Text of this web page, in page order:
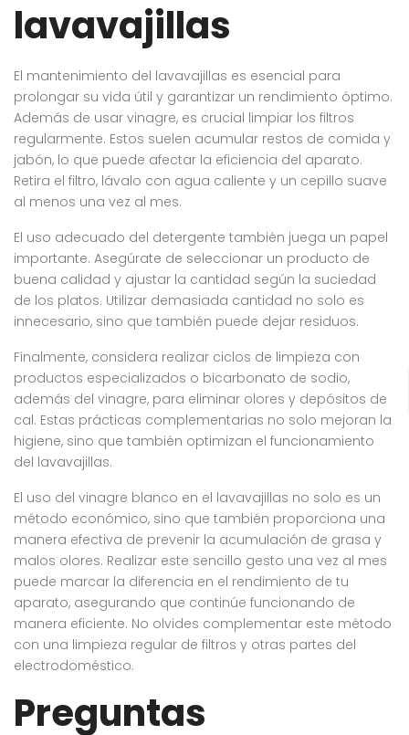
lavavajillas
El mantenimiento del lavavajillas es esencial para
prolongar su vida útil y garantizar un rendimiento óptimo.
Además de usar vinagre, es crucial limpiar los filtros
regularmente. Estos suelen acumular restos de comida y
jabón, lo que puede afectar la eficiencia del aparato.
Retira el filtro, lávalo con agua caliente y un cepillo suave
al menos una vez al mes.
El uso adecuado del detergente también juega un papel
importante. Asegúrate de seleccionar un producto de
buena calidad y ajustar la cantidad según la suciedad
de los platos. Utilizar demasiada cantidad no solo es
innecesario, sino que también puede dejar residuos.
Finalmente, considera realizar ciclos de limpieza con
productos especializados o bicarbonato de sodio,
además del vinagre, para eliminar olores y depósitos de
cal. Estas prácticas complementarias no solo mejoran la
higiene, sino que también optimizan el funcionamiento
del lavavajillas.
El uso del vinagre blanco en el lavavajillas no solo es un
método económico, sino que también proporciona una
manera efectiva de prevenir la acumulación de grasa y
malos olores. Realizar este sencillo gesto una vez al mes
puede marcar la diferencia en el rendimiento de tu
aparato, asegurando que continúe funcionando de
manera eficiente. No olvides complementar este método
con una limpieza regular de filtros y otras partes del
electrodoméstico.
Preguntas